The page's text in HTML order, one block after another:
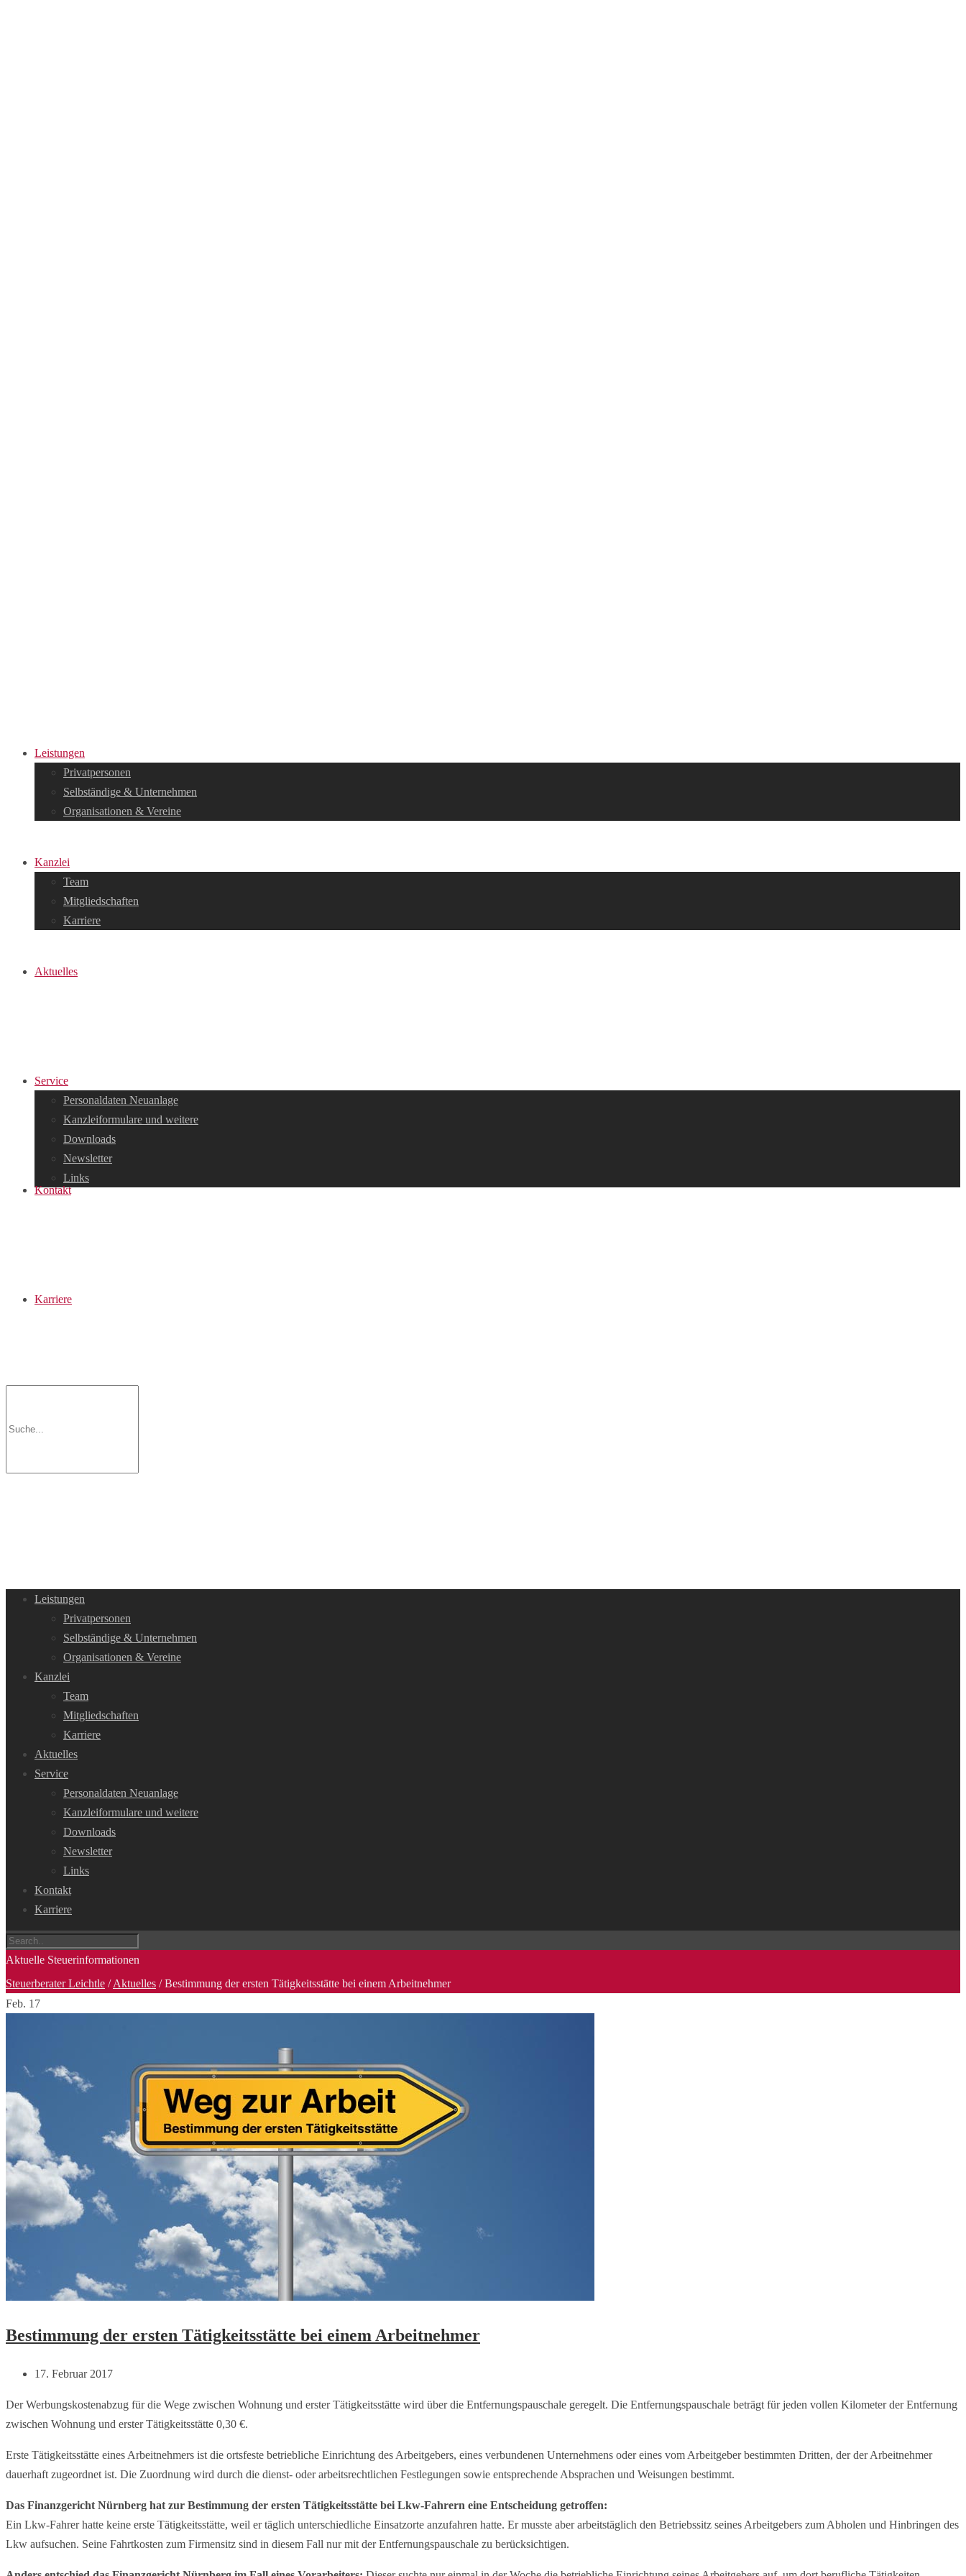
Leistungen
Privatpersonen
Selbständige & Unternehmen
Organisationen & Vereine
Kanzlei
Team
Mitgliedschaften
Karriere
Aktuelles
Service
Personaldaten Neuanlage
Kanzleiformulare und weitere
Downloads
Newsletter
Links
Kontakt
Karriere
Leistungen
Privatpersonen
Selbständige & Unternehmen
Organisationen & Vereine
Kanzlei
Team
Mitgliedschaften
Karriere
Aktuelles
Service
Personaldaten Neuanlage
Kanzleiformulare und weitere
Downloads
Newsletter
Links
Kontakt
Karriere
Aktuelle Steuerinformationen
Steuerberater Leichtle /Aktuelles /Bestimmung der ersten Tätigkeitsstätte bei einem Arbeitnehmer
Feb. 17
Bestimmung der ersten Tätigkeitsstätte bei einem Arbeitnehmer
17. Februar 2017
Der Werbungskostenabzug für die Wege zwischen Wohnung und erster Tätigkeitsstätte wird über die Entfernungspauschale geregelt. Die Entfernungspauschale beträgt für jeden vollen Kilometer der Entfernung
zwischen Wohnung und erster Tätigkeitsstätte 0,30 €.
Erste Tätigkeitsstätte eines Arbeitnehmers ist die ortsfeste betriebliche Einrichtung des Arbeitgebers, eines verbundenen Unternehmens oder eines vom Arbeitgeber bestimmten Dritten, der der Arbeitnehmer
dauerhaft zugeordnet ist. Die Zuordnung wird durch die dienst- oder arbeitsrechtlichen Festlegungen sowie entsprechende Absprachen und Weisungen bestimmt.
Das Finanzgericht Nürnberg hat zur Bestimmung der ersten Tätigkeitsstätte bei Lkw-Fahrern eine Entscheidung getroffen:
Ein Lkw-Fahrer hatte keine erste Tätigkeitsstätte, weil er täglich unterschiedliche Einsatzorte anzufahren hatte. Er musste aber arbeitstäglich den Betriebssitz seines Arbeitgebers zum Abholen und Hinbringen des
Lkw aufsuchen. Seine Fahrtkosten zum Firmensitz sind in diesem Fall nur mit der Entfernungspauschale zu berücksichtigen.